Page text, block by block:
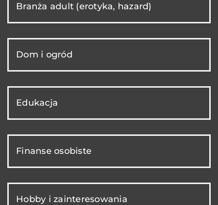
Branża adult (erotyka, hazard)
Dom i ogród
Edukacja
Finanse osobiste
Hobby i zainteresowania